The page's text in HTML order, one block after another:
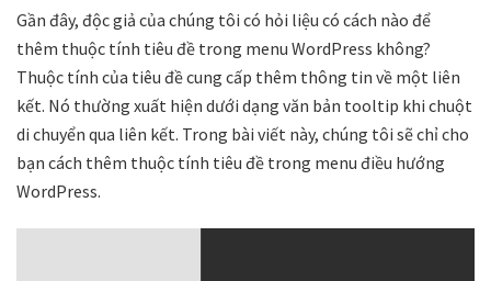
Gần đây, độc giả của chúng tôi có hỏi liệu có cách nào để
thêm thuộc tính tiêu đề trong menu WordPress không?
Thuộc tính của tiêu đề cung cấp thêm thông tin về một liên
kết. Nó thường xuất hiện dưới dạng văn bản tooltip khi chuột
di chuyển qua liên kết. Trong bài viết này, chúng tôi sẽ chỉ cho
bạn cách thêm thuộc tính tiêu đề trong menu điều hướng
WordPress.